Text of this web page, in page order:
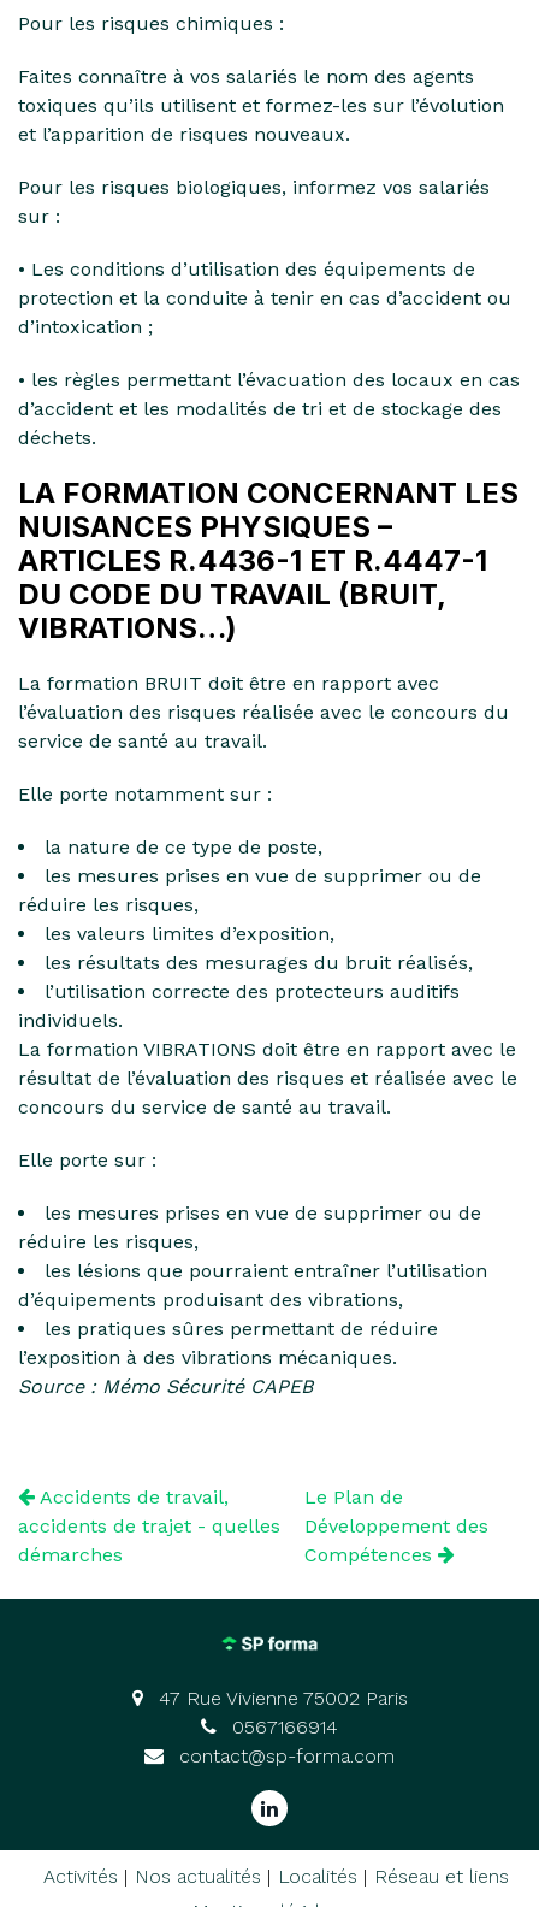
Pour les risques chimiques :
Faites connaître à vos salariés le nom des agents
toxiques qu’ils utilisent et formez-les sur l’évolution
et l’apparition de risques nouveaux.
Pour les risques biologiques, informez vos salariés
sur :
• Les conditions d’utilisation des équipements de
protection et la conduite à tenir en cas d’accident ou
d’intoxication ;
• les règles permettant l’évacuation des locaux en cas
d’accident et les modalités de tri et de stockage des
déchets.
LA FORMATION CONCERNANT LES
NUISANCES PHYSIQUES –
ARTICLES R.4436-1 ET R.4447-1
DU CODE DU TRAVAIL (BRUIT,
VIBRATIONS…)
La formation BRUIT doit être en rapport avec
l’évaluation des risques réalisée avec le concours du
service de santé au travail.
Elle porte notamment sur :
la nature de ce type de poste,
les mesures prises en vue de supprimer ou de
réduire les risques,
les valeurs limites d’exposition,
les résultats des mesurages du bruit réalisés,
l’utilisation correcte des protecteurs auditifs
individuels.
La formation VIBRATIONS doit être en rapport avec le
résultat de l’évaluation des risques et réalisée avec le
concours du service de santé au travail.
Elle porte sur :
les mesures prises en vue de supprimer ou de
réduire les risques,
les lésions que pourraient entraîner l’utilisation
d’équipements produisant des vibrations,
les pratiques sûres permettant de réduire
l’exposition à des vibrations mécaniques.
Source : Mémo Sécurité CAPEB
Accidents de travail,
accidents de trajet - quelles
démarches
Le Plan de
Développement des
Compétences
47 Rue Vivienne 75002 Paris
0567166914
contact@sp-forma.com
Activités Nos actualités Localités
Réseau et liens